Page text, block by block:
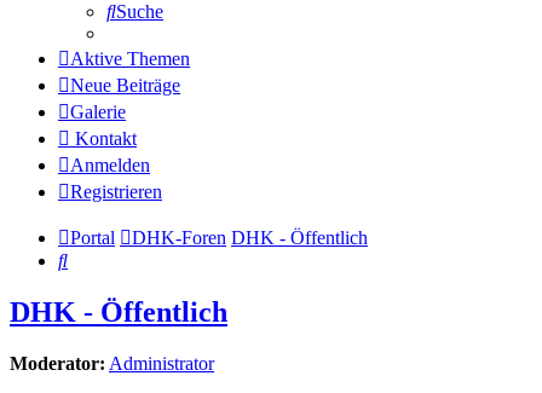
Suche
Aktive Themen
Neue Beiträge
Galerie
Kontakt
Anmelden
Registrieren
Portal DHK-Foren DHK - Öffentlich
Suche
DHK - Öffentlich
Moderator: Administrator